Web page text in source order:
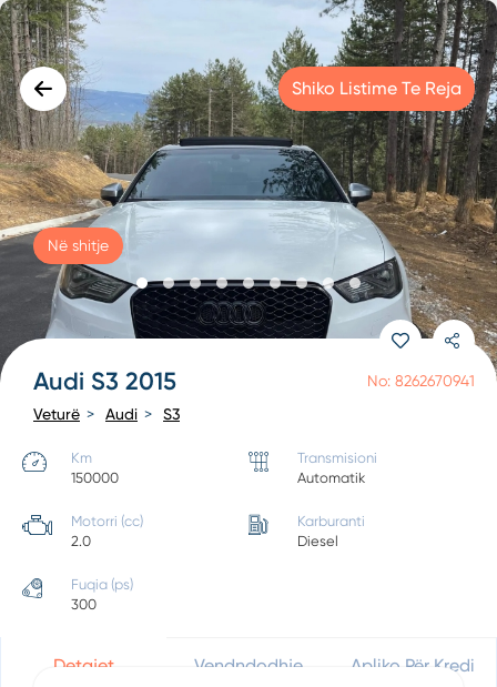
Shiko Listime Te Reja
No: 8262670941
Në shitje
Audi S3 2015
Veturë Audi S3
Km
150000
Transmisioni
Automatik
Motorri (cc)
2.0
Karburanti
Diesel
Fuqia (ps)
300
Detajet Vendndodhje Apliko Për Kredi